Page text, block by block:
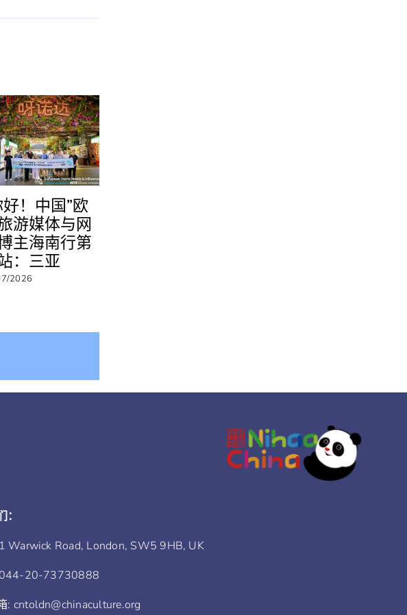
好！中国”欧
游媒体与网
主海南行第
：三亚
2026
Warwick Road, London, SW5 9HB, UK
20-73730888
: cntoldn@chinaculture.org